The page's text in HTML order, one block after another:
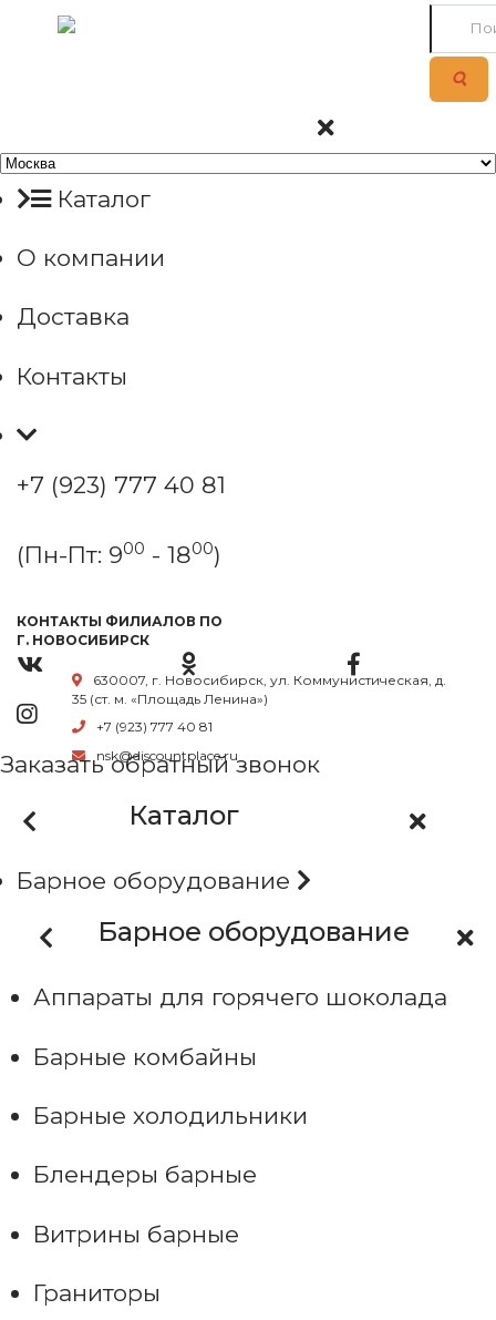
Каталог
О компании
Доставка
Контакты
+7 (923) 777 40 81
(Пн-Пт: 900 - 1800)
КОНТАКТЫ ФИЛИАЛОВ ПО
Г. НОВОСИБИРСК
630007, г. Новосибирск, ул. Коммунистическая, д.
35 (ст. м. «Площадь Ленина»)
+7 (923) 777 40 81
nsk@discountplace.ru
Заказать обратный звонок
Каталог
Барное оборудование
Барное оборудование
Аппараты для горячего шоколада
Барные комбайны
Барные холодильники
Блендеры барные
Витрины барные
Граниторы